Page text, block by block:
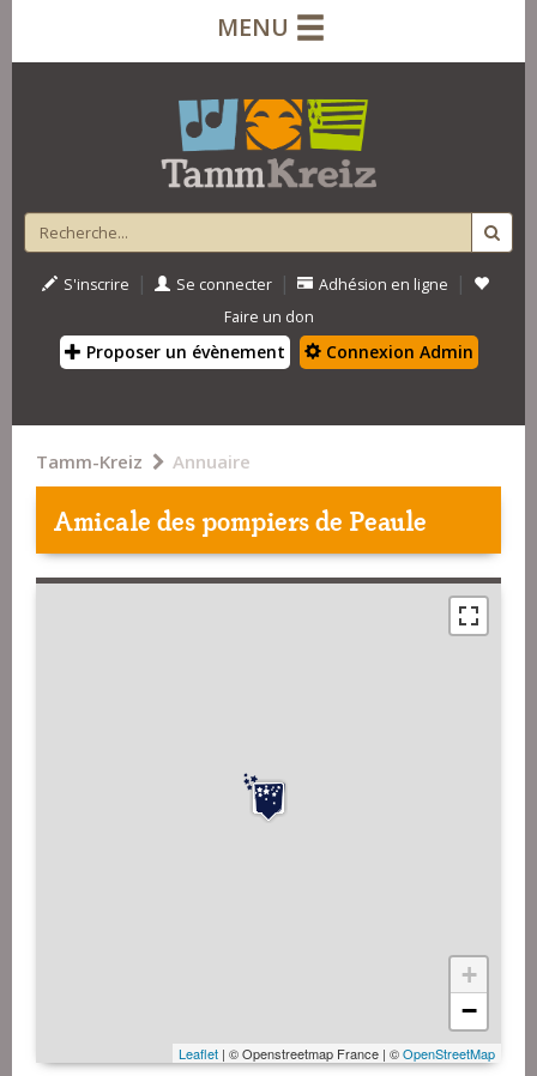
MENU
S'inscrire | Se connecter | Adhésion en ligne |
Faire un don
Proposer un évènement Connexion Admin
Tamm-Kreiz Annuaire
Amicale des pompiers de Peaule
+
−
Leaflet | © Openstreetmap France | ©OpenStreetMap